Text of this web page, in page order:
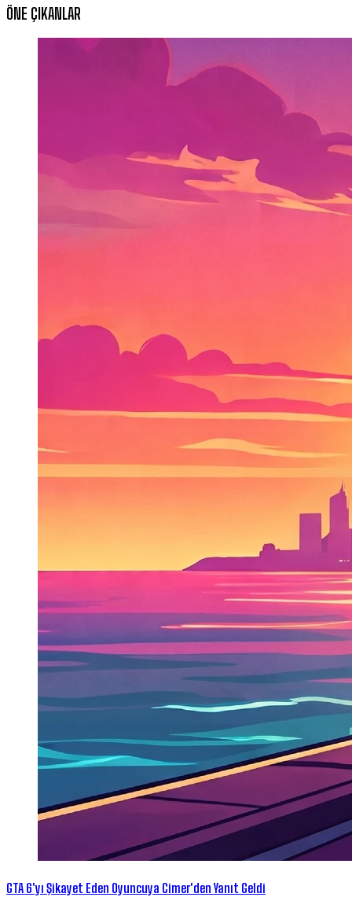
ÖNE ÇIKANLAR
GTA 6'yı Şikayet Eden Oyuncuya Cimer'den Yanıt Geldi